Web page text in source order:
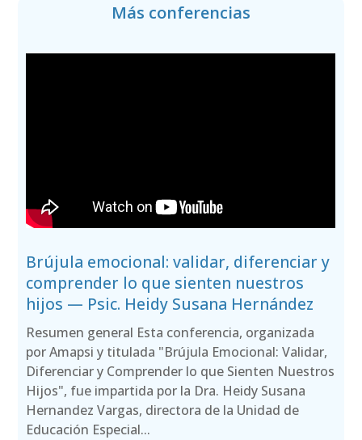
Más conferencias
Brújula emocional: validar, diferenciar y
comprender lo que sienten nuestros
hijos — Psic. Heidy Susana Hernández
Resumen general Esta conferencia, organizada
por Amapsi y titulada "Brújula Emocional: Validar,
Diferenciar y Comprender lo que Sienten Nuestros
Hijos", fue impartida por la Dra. Heidy Susana
Hernandez Vargas, directora de la Unidad de
Educación Especial...